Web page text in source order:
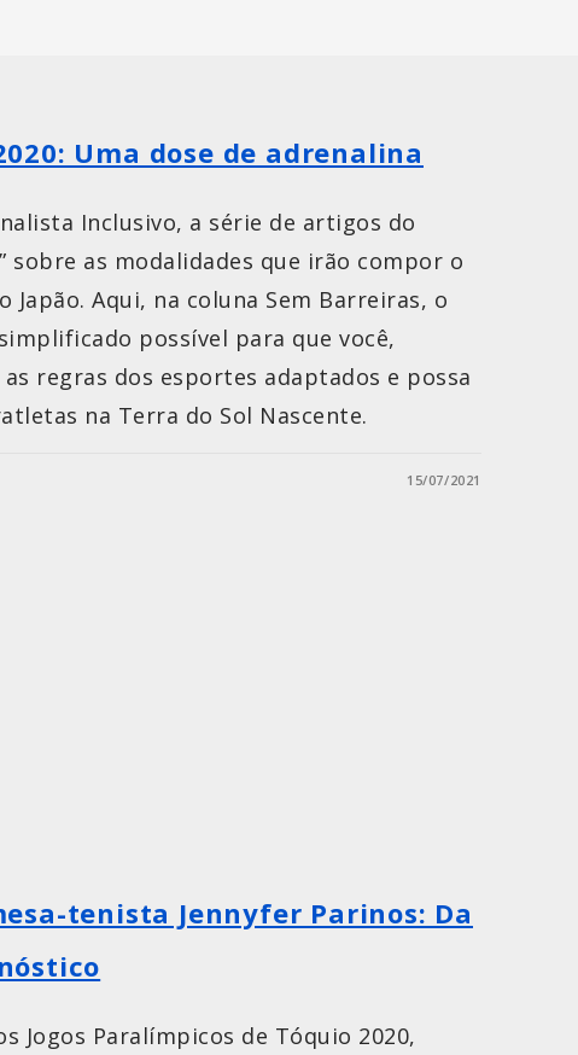
Uma dose de adrenalina
Inclusivo, a série de artigos do
sobre as modalidades que irão compor o
Aqui, na coluna Sem Barreiras, o
possível para que você,
regras dos esportes adaptados e possa
na Terra do Sol Nascente.
15/07/2021
tenista Jennyfer Parinos: Da
Jogos Paralímpicos de Tóquio 2020,